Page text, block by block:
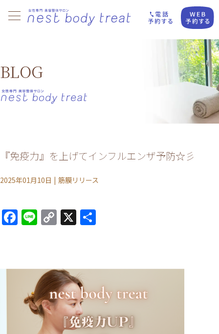
BLOG
『免疫力』を上げてインフルエンザ予防☆彡
2025年01月10日 | 筋膜リリース
Facebook
LineCopy
Link
X